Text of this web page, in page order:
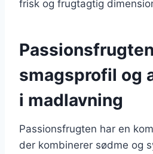
frisk og frugtagtig
smagsprofil og
i madlavning
Passionsfrugten har en
der kombinerer sødme og